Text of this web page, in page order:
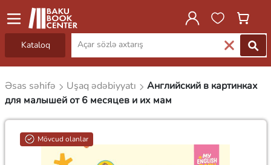
Kataloq
Əsas səhifə Uşaq ədəbiyyatı
Английский в картинках
для малышей от 6 месяцев и их мам
Mövcud olanlar